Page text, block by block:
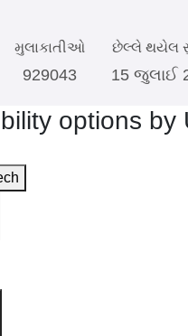
મુલાકાતીઓ
929043
છેલ્લે થયેલ
15 જુલાઈ
options by